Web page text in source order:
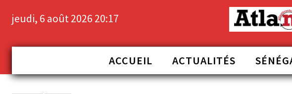
jeudi, 6 août 2026 20:17
ACCUEIL ACTUALITÉS